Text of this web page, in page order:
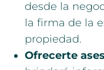
desde la
la firma de la
propiedad.
Ofrecerte